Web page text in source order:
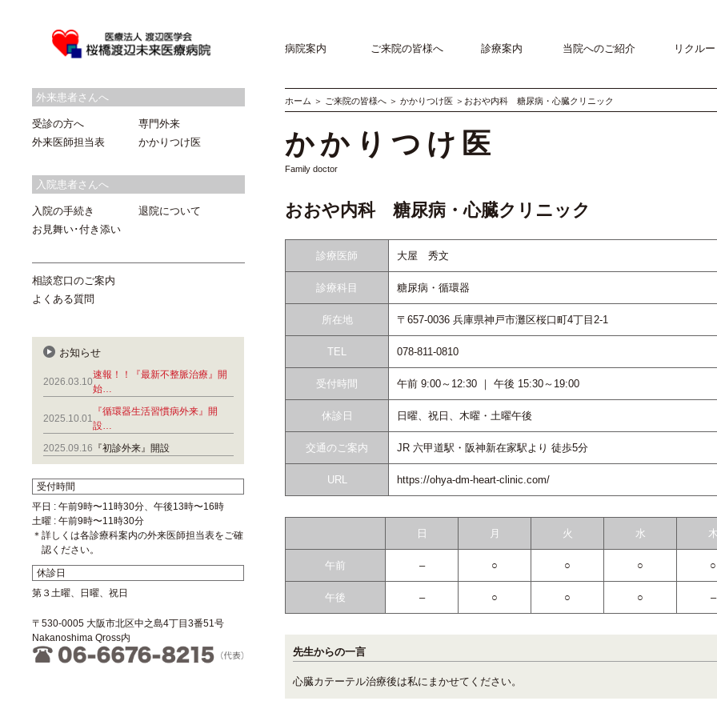
病院案内 ご来院の皆様へ 診療案内 当院へのご紹介 リクルー
ホーム ＞ ご来院の皆様へ ＞かかりつけ医 ＞おおや内科 糖尿病・心臓クリニック
かかりつけ医
Family doctor
おおや内科 糖尿病・心臓クリニック
診療医師 大屋 秀文
診療科目 糖尿病・循環器
所在地 〒657-0036 兵庫県神戸市灘区桜口町4丁目2-1
TEL 078-811-0810
受付時間 午前 9:00～12:30 ｜ 午後 15:30～19:00
休診日 日曜、祝日、木曜・土曜午後
交通のご案内 JR 六甲道駅・阪神新在家駅より 徒歩5分
URL https://ohya-dm-heart-clinic.com/
日 月 火 水 木
午前 – ○ ○ ○ ○
午後 – ○ ○ ○ –
先生からの一言
心臓カテーテル治療後は私にまかせてください。
外来患者さんへ
受診の方へ
外来医師担当表
専門外来
かかりつけ医
入院患者さんへ
入院の手続き
お見舞い･付き添い
退院について
相談窓口のご案内
よくある質問
お知らせ
2026.03.10
速報！！『最新不整脈治療』開
始…
2025.10.01
『循環器生活習慣病外来』開
設…
2025.09.16 『初診外来』開設
受付時間
平日 : 午前9時〜11時30分、午後13時〜16時
土曜 : 午前9時〜11時30分
＊詳しくは各診療科案内の外来医師担当表をご確
認ください。
休診日
第３土曜、日曜、祝日
〒530-0005 大阪市北区中之島4丁目3番51号
Nakanoshima Qross内